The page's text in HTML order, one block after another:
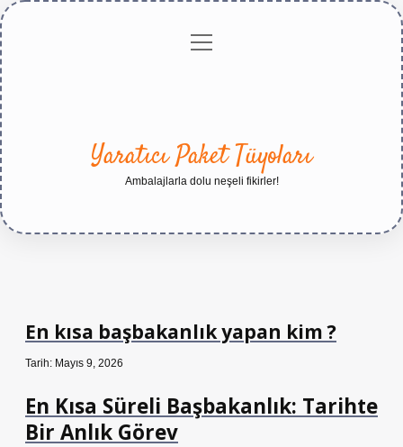
Gizlilikmenüyü
Yaratıcı Paket Tüyoları
Ambalajlarla dolu neşeli fikirler!
En kısa başbakanlık yapan kim ?
Tarih: Mayıs 9, 2026
En Kısa Süreli Başbakanlık: Tarihte
Bir Anlık Görev